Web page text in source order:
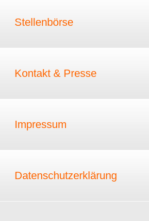
Stellenbörse
Kontakt & Presse
Impressum
Datenschutzerklärung